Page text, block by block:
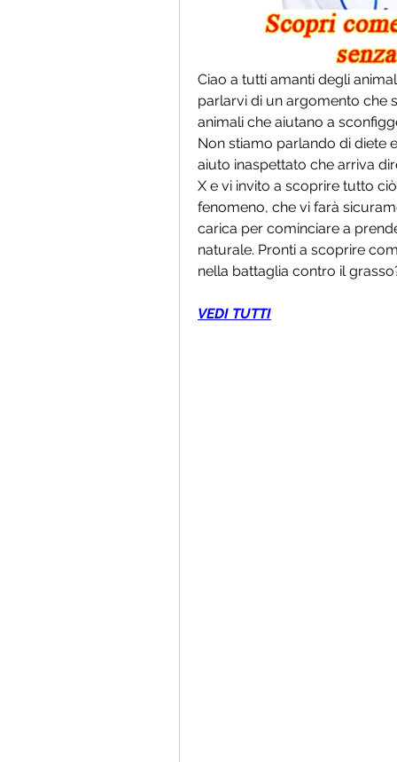
Ciao a tutti amanti degli
parlarvi di un argomento che
animali che aiutano a
Non stiamo parlando di diete
aiuto inaspettato che arriva
X e vi invito a scoprire tutto
fenomeno, che vi farà
carica per cominciare a
naturale. Pronti a scoprire
nella battaglia contro il
VEDI TUTTI